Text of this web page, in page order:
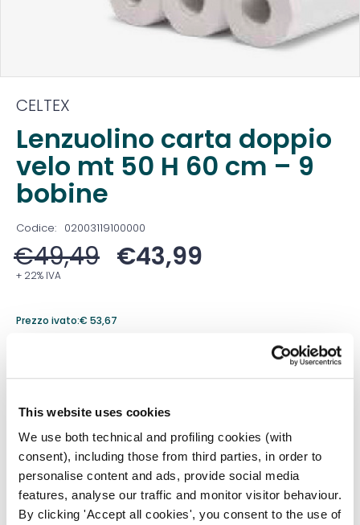
This website uses cookies
We use both technical and profiling cookies (with
consent), including those from third parties, in order to
personalise content and ads, provide social media
features, analyse our traffic and monitor visitor behaviour.
By clicking 'Accept all cookies', you consent to the use of
CELTEX
Lenzuolino carta doppio
velo mt 50 H 60 cm – 9
bobine
Codice: 02003119100000
€49,49 €43,99
+ 22% IVA
Prezzo ivato:€ 53,67
Prezzo migliore nei 30 giorni precedenti:€43,99
Quantità
Aggiungi al carrello